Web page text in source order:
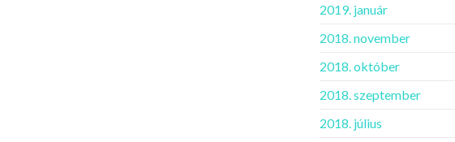
2019. január
2018. november
2018. október
2018. szeptember
2018. július